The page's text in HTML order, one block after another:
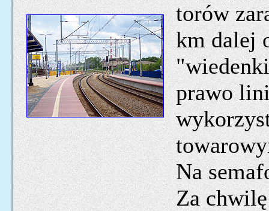
torów
km dalej
prawo
Na
Za